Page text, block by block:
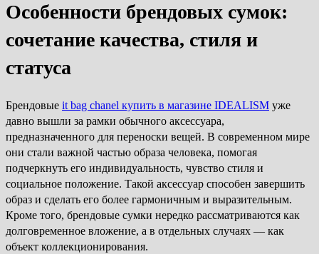
Особенности брендовых сумок:
сочетание качества, стиля и
статуса
Брендовые it bag chanel купить в магазине IDEALISM уже
давно вышли за рамки обычного аксессуара,
предназначенного для переноски вещей. В современном мире
они стали важной частью образа человека, помогая
подчеркнуть его индивидуальность, чувство стиля и
социальное положение. Такой аксессуар способен завершить
образ и сделать его более гармоничным и выразительным.
Кроме того, брендовые сумки нередко рассматриваются как
долговременное вложение, а в отдельных случаях — как
объект коллекционирования.